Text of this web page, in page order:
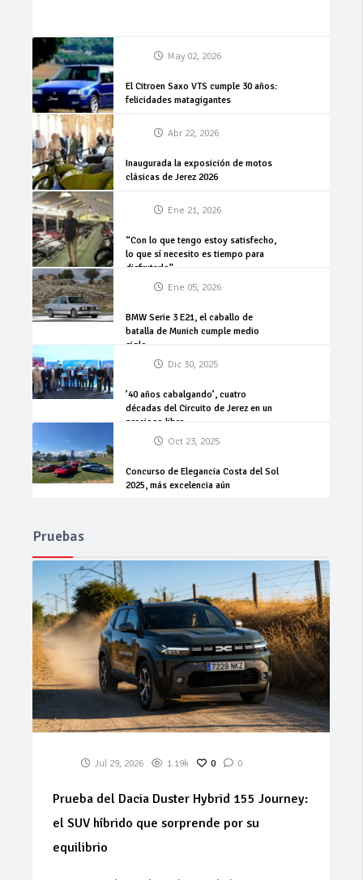
May 02, 2026
El Citroen Saxo VTS cumple 30 años:
felicidades matagigantes
Abr 22, 2026
Inaugurada la exposición de motos
clásicas de Jerez 2026
Ene 21, 2026
“Con lo que tengo estoy satisfecho,
lo que sí necesito es tiempo para
disfrutarlo”
Ene 05, 2026
BMW Serie 3 E21, el caballo de
batalla de Munich cumple medio
siglo
Dic 30, 2025
’40 años cabalgando’, cuatro
décadas del Circuito de Jerez en un
precioso libro
Oct 23, 2025
Concurso de Elegancia Costa del Sol
2025, más excelencia aún
Pruebas
Jul 29, 2026 1.19k 0 0
Prueba del Dacia Duster Hybrid 155 Journey:
el SUV híbrido que sorprende por su
equilibrio